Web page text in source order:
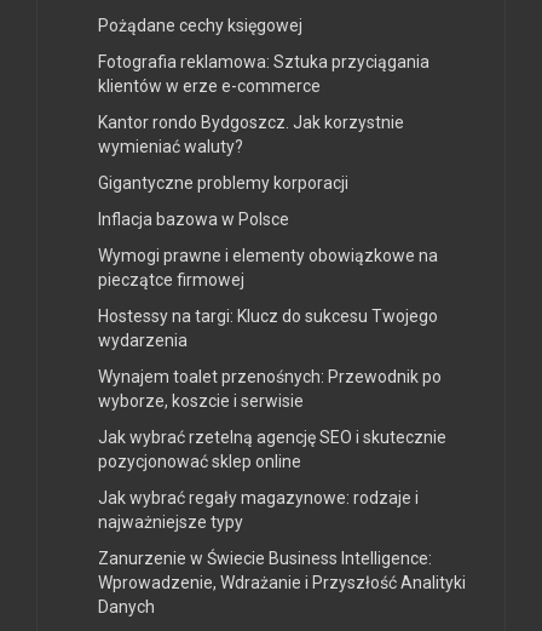
Pożądane cechy księgowej
Fotografia reklamowa: Sztuka przyciągania
klientów w erze e-commerce
Kantor rondo Bydgoszcz. Jak korzystnie
wymieniać waluty?
Gigantyczne problemy korporacji
Inflacja bazowa w Polsce
Wymogi prawne i elementy obowiązkowe na
pieczątce firmowej
Hostessy na targi: Klucz do sukcesu Twojego
wydarzenia
Wynajem toalet przenośnych: Przewodnik po
wyborze, koszcie i serwisie
Jak wybrać rzetelną agencję SEO i skutecznie
pozycjonować sklep online
Jak wybrać regały magazynowe: rodzaje i
najważniejsze typy
Zanurzenie w Świecie Business Intelligence:
Wprowadzenie, Wdrażanie i Przyszłość Analityki
Danych